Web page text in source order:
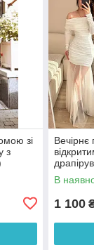
зі
з
Вечірнє
46)
В
1 100